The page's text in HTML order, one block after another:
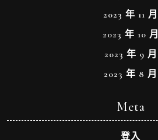
2023 年 11 月
2023 年 10 月
2023 年 9 月
2023 年 8 月
Meta
登入